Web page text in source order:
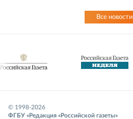
Все новости
© 1998-2026
ФГБУ «Редакция «Российской газеты»